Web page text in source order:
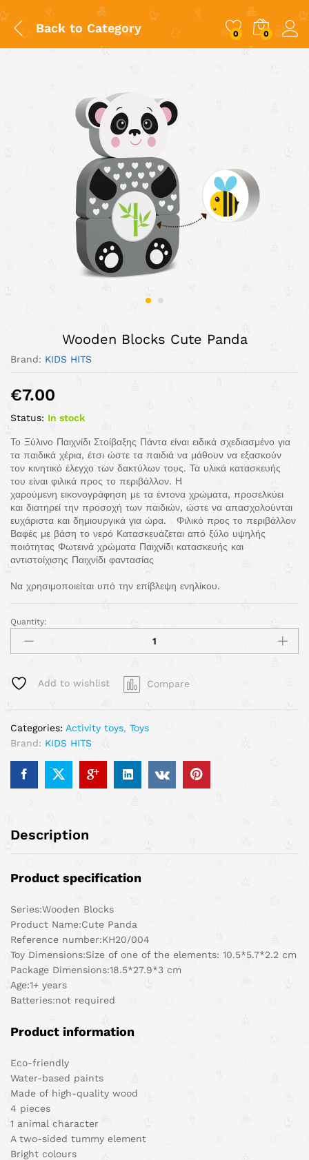
Back to Category 0 0
Wooden Blocks Cute Panda
Brand: KIDS HITS
€7.00
Status: In stock
Το Ξύλινο Παιχνίδι Στοίβαξης Πάντα είναι ειδικά σχεδιασμένο για
τα παιδικά χέρια, έτσι ώστε τα παιδιά να μάθουν να εξασκούν
τον κινητικό έλεγχο των δακτύλων τους. Τα υλικά κατασκευής
του είναι φιλικά προς το περιβάλλον. Η
χαρούμενη εικονογράφηση με τα έντονα χρώματα, προσελκύει
και διατηρεί την προσοχή των παιδιών, ώστε να απασχολούνται
ευχάριστα και δημιουργικά για ώρα. Φιλικό προς το περιβάλλον
Βαφές με βάση το νερό Κατασκευάζεται από ξύλο υψηλής
ποιότητας Φωτεινά χρώματα Παιχνίδι κατασκευής και
αντιστοίχισης Παιχνίδι φαντασίας
Να χρησιμοποιείται υπό την επίβλεψη ενηλίκου.
Quantity:
Add to wishlist Compare
Categories: Activity toys, Toys
Brand: KIDS HITS
Description
Product specification
Series:Wooden Blocks
Product Name:Cute Panda
Reference number:KH20/004
Toy Dimensions:Size of one of the elements: 10.5*5.7*2.2 cm
Package Dimensions:18.5*27.9*3 cm
Age:1+ years
Batteries:not required
Product information
Eco-friendly
Water-based paints
Made of high-quality wood
4 pieces
1 animal character
A two-sided tummy element
Bright colours